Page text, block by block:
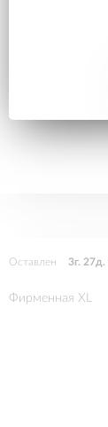
Оставлен 3г. 27д.
Фирменная XL